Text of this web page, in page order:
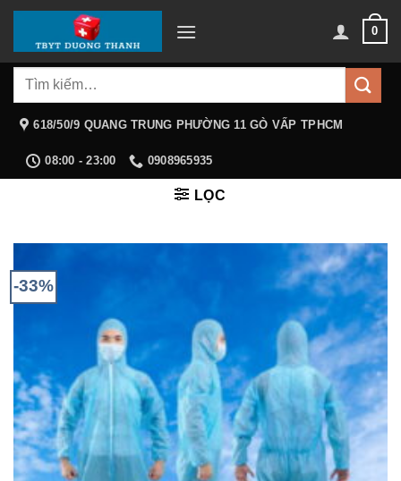
Chuyển
nội
dung
0
Tìm
618/50/9 QUANG TRUNG PHƯỜNG 11 GÒ VẤP TPHCM
08:00 - 23:00 0908965935
LỌC
-33%